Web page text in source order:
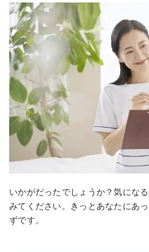
いかがだったでしょうか？気にな
みてください。きっとあなたにあ
ずです。